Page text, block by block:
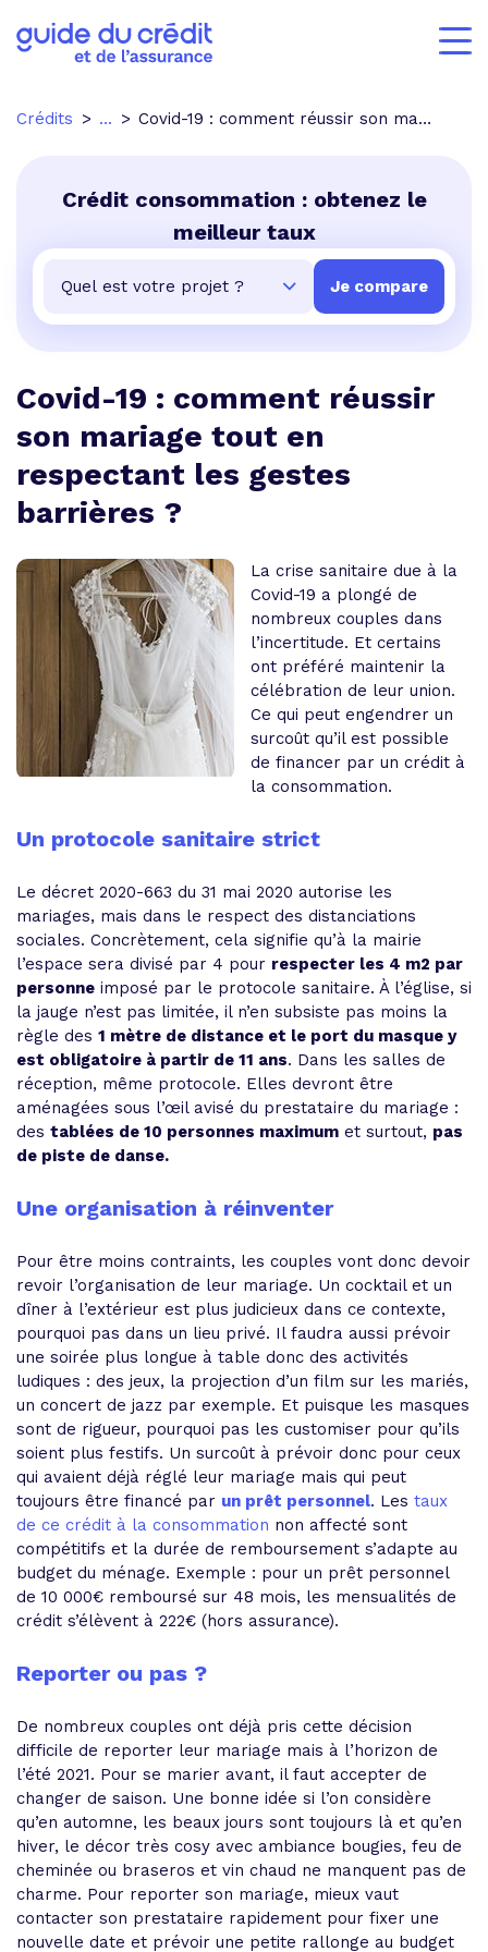
Crédits ... Covid-19 : comment réussir son mariage tout en respectant les gestes barrières ?
Crédit consommation : obtenez le
meilleur taux
Covid-19 : comment réussir
son mariage tout en
respectant les gestes
barrières ?
La crise sanitaire due à la
Covid-19 a plongé de
nombreux couples dans
l’incertitude. Et certains
ont préféré maintenir la
célébration de leur union.
Ce qui peut engendrer un
surcoût qu’il est possible
de financer par un crédit à
la consommation.
Un protocole sanitaire strict
Le décret 2020-663 du 31 mai 2020 autorise les
mariages, mais dans le respect des distanciations
sociales. Concrètement, cela signifie qu’à la mairie
l’espace sera divisé par 4 pour respecter les 4 m2 par
personne imposé par le protocole sanitaire. À l’église, si
la jauge n’est pas limitée, il n’en subsiste pas moins la
règle des 1 mètre de distance et le port du masque y
est obligatoire à partir de 11 ans. Dans les salles de
réception, même protocole. Elles devront être
aménagées sous l’œil avisé du prestataire du mariage :
des tablées de 10 personnes maximum et surtout, pas
de piste de danse.
Une organisation à réinventer
Pour être moins contraints, les couples vont donc devoir
revoir l’organisation de leur mariage. Un cocktail et un
dîner à l’extérieur est plus judicieux dans ce contexte,
pourquoi pas dans un lieu privé. Il faudra aussi prévoir
une soirée plus longue à table donc des activités
ludiques : des jeux, la projection d’un film sur les mariés,
un concert de jazz par exemple. Et puisque les masques
sont de rigueur, pourquoi pas les customiser pour qu’ils
soient plus festifs. Un surcoût à prévoir donc pour ceux
qui avaient déjà réglé leur mariage mais qui peut
toujours être financé par un prêt personnel. Les taux
de ce crédit à la consommation non affecté sont
compétitifs et la durée de remboursement s’adapte au
budget du ménage. Exemple : pour un prêt personnel
de 10 000€ remboursé sur 48 mois, les mensualités de
crédit s’élèvent à 222€ (hors assurance).
Reporter ou pas ?
De nombreux couples ont déjà pris cette décision
difficile de reporter leur mariage mais à l’horizon de
l’été 2021. Pour se marier avant, il faut accepter de
changer de saison. Une bonne idée si l’on considère
qu’en automne, les beaux jours sont toujours là et qu’en
hiver, le décor très cosy avec ambiance bougies, feu de
cheminée ou braseros et vin chaud ne manquent pas de
charme. Pour reporter son mariage, mieux vaut
contacter son prestataire rapidement pour fixer une
nouvelle date et prévoir une petite rallonge au budget